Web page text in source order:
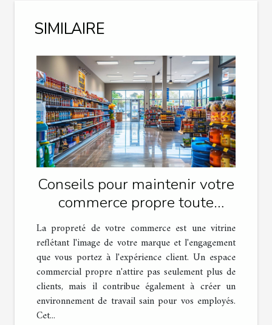
SIMILAIRE
Conseils pour maintenir votre
commerce propre toute
l'année
La propreté de votre commerce est une vitrine
reflétant l'image de votre marque et l'engagement
que vous portez à l'expérience client. Un espace
commercial propre n'attire pas seulement plus de
clients, mais il contribue également à créer un
environnement de travail sain pour vos employés.
Cet...